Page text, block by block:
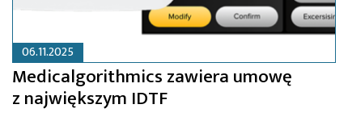
06.11.2025
Medicalgorithmics zawiera umowę
z największym IDTF